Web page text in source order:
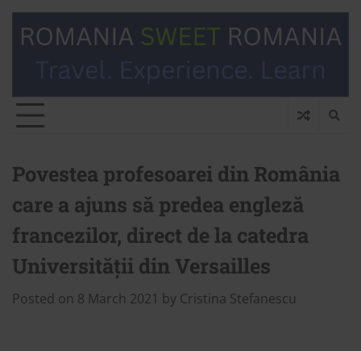
Povestea profesoarei din România
care a ajuns să predea engleză
francezilor, direct de la catedra
Universității din Versailles
Posted on 8 March 2021 by Cristina Stefanescu